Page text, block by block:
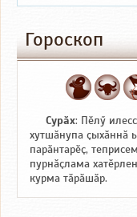
Гороскоп
Сурӑх: Пӗлӳ
хутшӑнупа ҫыхӑннӑ
парӑнтарӗҫ,
пурнӑҫлама
курма тӑрӑшӑр.